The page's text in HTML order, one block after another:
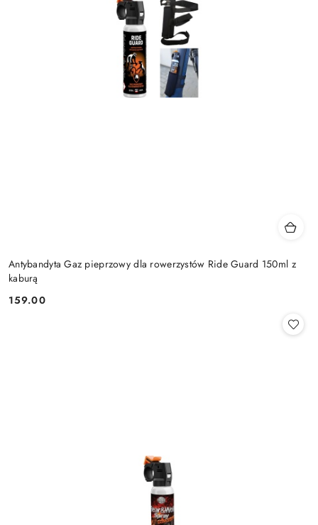
Antybandyta Gaz pieprzowy dla rowerzystów Ride Guard 150ml z
kaburą
Cena:
159.00